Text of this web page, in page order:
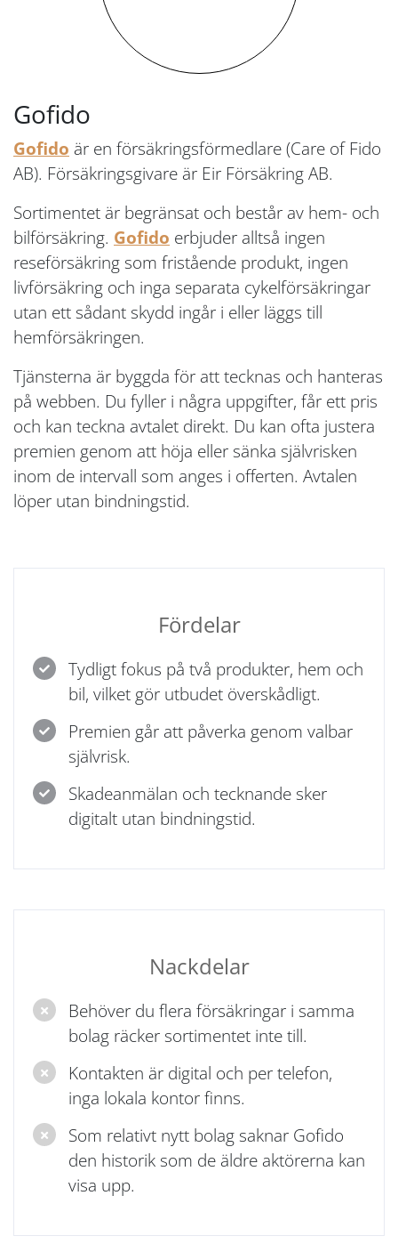
Gofido
Gofido är en försäkringsförmedlare (Care of Fido
AB). Försäkringsgivare är Eir Försäkring AB.
Sortimentet är begränsat och består av hem- och
bilförsäkring. Gofido erbjuder alltså ingen
reseförsäkring som fristående produkt, ingen
livförsäkring och inga separata cykelförsäkringar
utan ett sådant skydd ingår i eller läggs till
hemförsäkringen.
Tjänsterna är byggda för att tecknas och hanteras
på webben. Du fyller i några uppgifter, får ett pris
och kan teckna avtalet direkt. Du kan ofta justera
premien genom att höja eller sänka självrisken
inom de intervall som anges i offerten. Avtalen
löper utan bindningstid.
Fördelar
Tydligt fokus på två produkter, hem och
bil, vilket gör utbudet överskådligt.
Premien går att påverka genom valbar
självrisk.
Skadeanmälan och tecknande sker
digitalt utan bindningstid.
Nackdelar
Behöver du flera försäkringar i samma
bolag räcker sortimentet inte till.
Kontakten är digital och per telefon,
inga lokala kontor finns.
Som relativt nytt bolag saknar Gofido
den historik som de äldre aktörerna kan
visa upp.